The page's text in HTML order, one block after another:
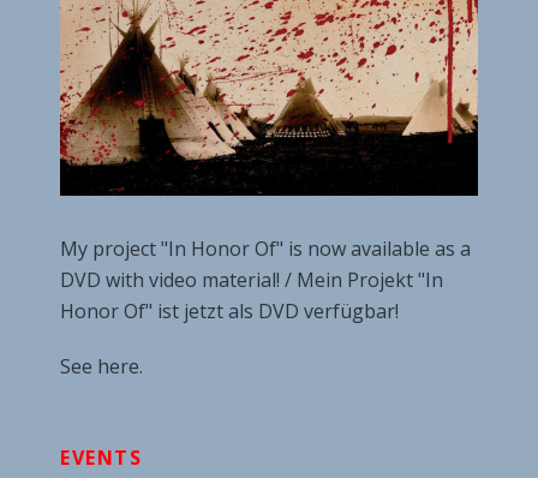
My project "In Honor Of" is now available as a
DVD with video material! / Mein Projekt "In
Honor Of" ist jetzt als DVD verfügbar!
See here.
EVENTS